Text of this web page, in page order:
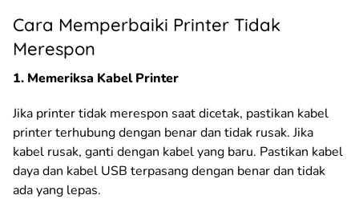
Cara Memperbaiki Printer Tidak
Merespon
1. Memeriksa Kabel Printer
Jika printer tidak merespon saat dicetak, pastikan kabel
printer terhubung dengan benar dan tidak rusak. Jika
kabel rusak, ganti dengan kabel yang baru. Pastikan kabel
daya dan kabel USB terpasang dengan benar dan tidak
ada yang lepas.